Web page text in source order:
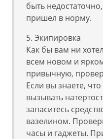
быть
пришел в норму.
5. Экипировка
Как бы вам ни
всем новом и
привычную,
Если вы знаете,
вызывать
запаситесь
вазелином.
часы и гаджеты.